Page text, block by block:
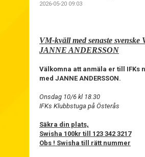
2026-05-20 09:03
VM-kväll med senaste
JANNE ANDERSSON
Välkomna att anmäla er till IFKs
med JANNE ANDERSSON.
Onsdag 10/6 kl 18.30
IFKs Klubbstuga på Österås
Säkra din plats,
Swisha 100kr till 123 342 3217
Obs ! Swisha till rätt nummer